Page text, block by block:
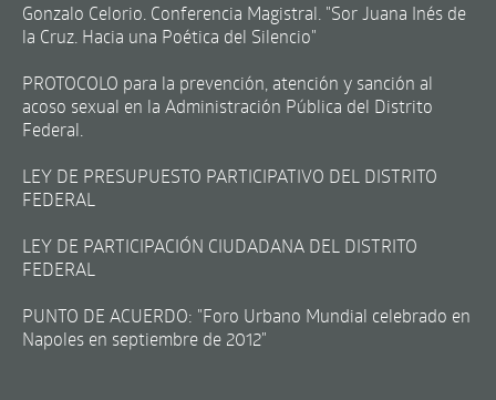
Gonzalo Celorio. Conferencia Magistral. "Sor Juana Inés de
la Cruz. Hacia una Poética del Silencio"
PROTOCOLO para la prevención, atención y sanción al
acoso sexual en la Administración Pública del Distrito
Federal.
LEY DE PRESUPUESTO PARTICIPATIVO DEL DISTRITO
FEDERAL
LEY DE PARTICIPACIÓN CIUDADANA DEL DISTRITO
FEDERAL
PUNTO DE ACUERDO: "Foro Urbano Mundial celebrado en
Napoles en septiembre de 2012"